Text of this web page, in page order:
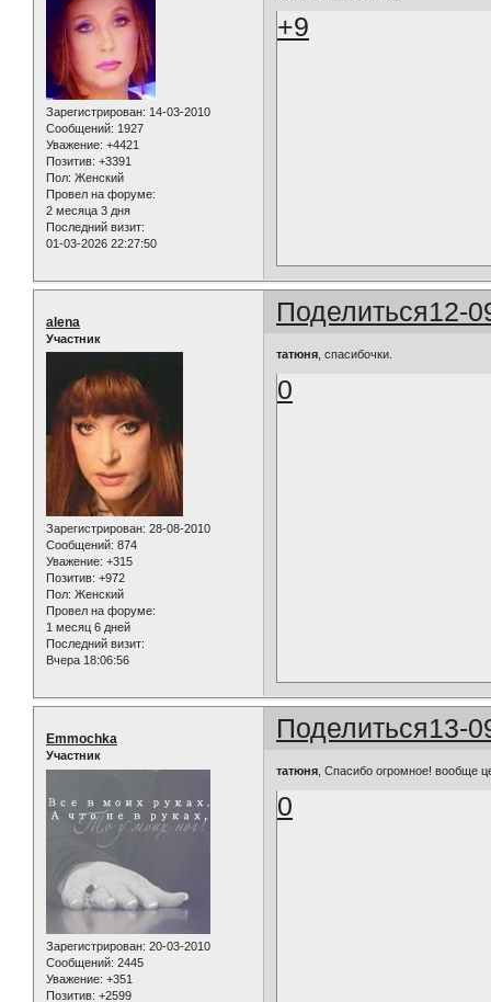
Зарегистрирован: 14-03-2010
Сообщений: 1927
Уважение: +4421
Позитив: +3391
Пол: Женский
Провел на форуме:
2 месяца 3 дня
Последний визит:
01-03-2026 22:27:50
+9
Поделиться12-
alena
Участник
Зарегистрирован: 28-08-2010
Сообщений: 874
Уважение: +315
Позитив: +972
Пол: Женский
Провел на форуме:
1 месяц 6 дней
Последний визит:
Вчера 18:06:56
татюня , спасибочки.
0
Поделиться13-
Emmochka
Участник
Зарегистрирован: 20-03-2010
Сообщений: 2445
Уважение: +351
Позитив: +2599
татюня , Спасибо огромное! вообще
0